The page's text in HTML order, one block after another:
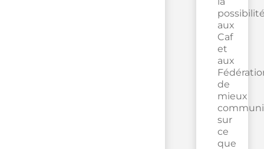
aux
Caf
et
aux
de
mieux
sur
ce
que